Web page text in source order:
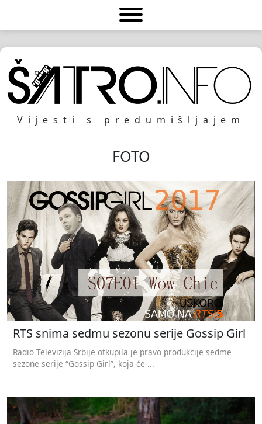
Vijesti s predumišljajem
FOTO
RTS snima sedmu sezonu serije Gossip Girl
Radio Televizija Srbije otkupila je pravo produkcije sedme
sezone serije “Gossip Girl”, koja će ...